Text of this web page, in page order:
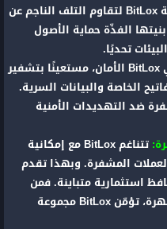
صُنعت محفظة BitLox لتقاوم التلف الناجم عن
الفذّة حماية الأصول
تحديًا.
يجلّي BitLox الأمان، مستعينًا بتشفير
الخاصة والبيانات السرية.
ضد التهديدات الأمنية
تتناغم BitLox مع إمكانية
المشفرة. وبهذا تقدم
استثمارية متباينة. فمن
العملات الرئيسية إلى الأقل شهرة، تؤمّن BitLox مجموعة